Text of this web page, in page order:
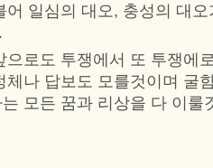
어 일심의 대오, 충성의 대
으로도 투쟁에서 또 투쟁에
체나 답보도 모를것이며 굴
모든 꿈과 리상을 다 이룰